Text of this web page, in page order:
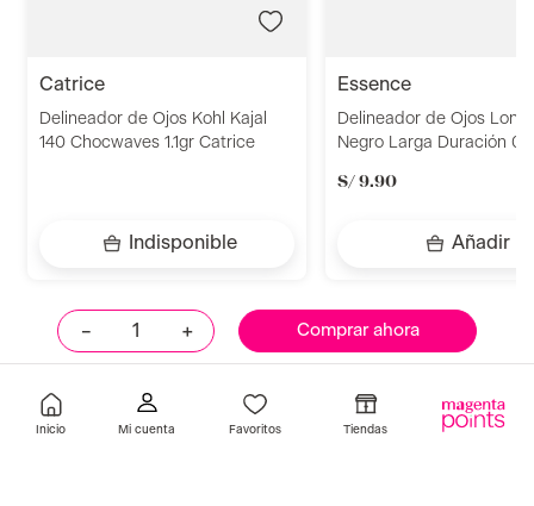
Inicio Favoritos Tiendas
＋
－ Comprar ahora
catrice
Delineador de Ojos Kohl Kajal
140 Chocwaves 1.1gr Catrice
Indisponible
essence
Delineador de Ojos
Negro Larga Duración
S/ 9.90
Añadir